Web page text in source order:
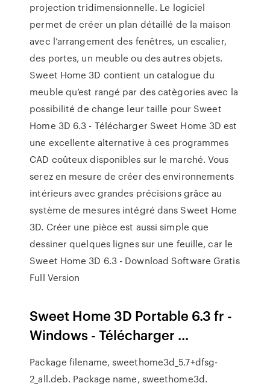
projection tridimensionnelle. Le logiciel
permet de créer un plan détaillé de la maison
avec l’arrangement des fenêtres, un escalier,
des portes, un meuble ou des autres objets.
Sweet Home 3D contient un catalogue du
meuble qu’est rangé par des catègories avec la
possibilité de change leur taille pour Sweet
Home 3D 6.3 - Télécharger Sweet Home 3D est
une excellente alternative à ces programmes
CAD coûteux disponibles sur le marché. Vous
serez en mesure de créer des environnements
intérieurs avec grandes précisions grâce au
système de mesures intégré dans Sweet Home
3D. Créer une pièce est aussi simple que
dessiner quelques lignes sur une feuille, car le
Sweet Home 3D 6.3 - Download Software Gratis
Full Version
Sweet Home 3D Portable 6.3 fr -
Windows - Télécharger ...
Package filename, sweethome3d_5.7+dfsg-
2_all.deb. Package name, sweethome3d.